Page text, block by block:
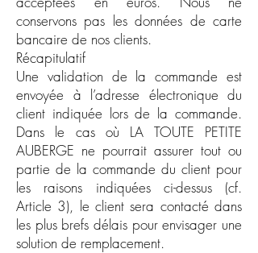
conservons pas les données de carte
bancaire de nos clients.
Récapitulatif
Une validation de la commande est
envoyée à l’adresse électronique du
client indiquée lors de la commande.
Dans le cas où LA TOUTE PETITE
AUBERGE ne pourrait assurer tout ou
partie de la commande du client pour
les raisons indiquées ci-dessus (cf.
Article 3), le client sera contacté dans
les plus brefs délais pour envisager une
solution de remplacement.